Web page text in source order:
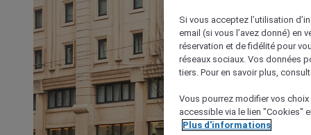
Si vous acceptez l’utilisation
email (si vous l’avez donné) en
réservation et de fidélité pour
réseaux sociaux. Vos données
tiers. Pour en savoir plus,
Vous pourrez modifier vos
accessible via le lien "Cookies"
Plus d'informations